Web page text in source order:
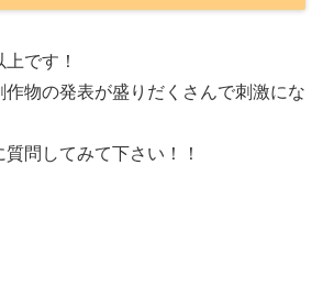
です！
作物の発表が盛りだくさんで刺激にな
問してみて下さい！！